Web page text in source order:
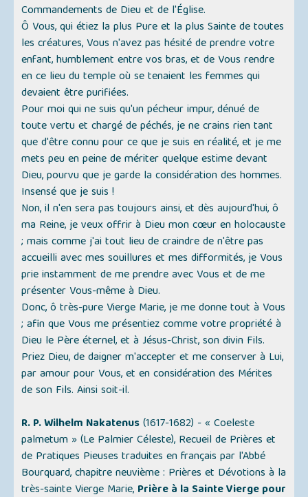
Commandements de Dieu et de l'Église.
Ô Vous, qui étiez la plus Pure et la plus Sainte de toutes
les créatures, Vous n'avez pas hésité de prendre votre
enfant, humblement entre vos bras, et de Vous rendre
en ce lieu du temple où se tenaient les femmes qui
devaient être purifiées.
Pour moi qui ne suis qu'un pécheur impur, dénué de
toute vertu et chargé de péchés, je ne crains rien tant
que d'être connu pour ce que je suis en réalité, et je me
mets peu en peine de mériter quelque estime devant
Dieu, pourvu que je garde la considération des hommes.
Insensé que je suis !
Non, il n'en sera pas toujours ainsi, et dès aujourd'hui, ô
ma Reine, je veux offrir à Dieu mon cœur en holocauste
; mais comme j'ai tout lieu de craindre de n'être pas
accueilli avec mes souillures et mes difformités, je Vous
prie instamment de me prendre avec Vous et de me
présenter Vous-même à Dieu.
Donc, ô très-pure Vierge Marie, je me donne tout à Vous
; afin que Vous me présentiez comme votre propriété à
Dieu le Père éternel, et à Jésus-Christ, son divin Fils.
Priez Dieu, de daigner m'accepter et me conserver à Lui,
par amour pour Vous, et en considération des Mérites
de son Fils. Ainsi soit-il.
R. P. Wilhelm Nakatenus(1617-1682) -« Coeleste
palmetum » (Le Palmier Céleste), Recueil de Prières et
de Pratiques Pieuses traduites en français par l'Abbé
Bourquard, chapitre neuvième : Prières et Dévotions à la
très-sainte Vierge Marie, Prière à la Sainte Vierge pour